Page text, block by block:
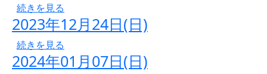
2023年12月17日(日) の
続きを見る
2023年12月24日(日)
2023年12月24日(日) の
続きを見る
2024年01月07日(日)